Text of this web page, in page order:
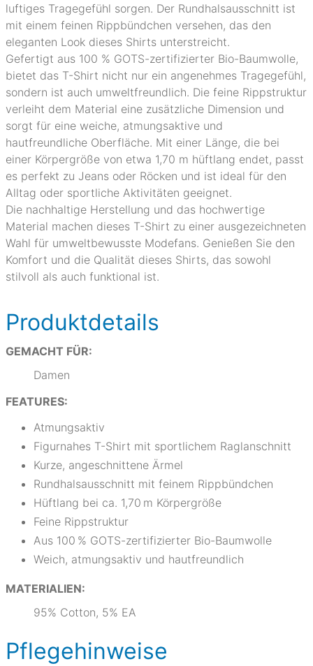
luftiges Tragegefühl sorgen. Der Rundhalsausschnitt ist
mit einem feinen Rippbündchen versehen, das den
eleganten Look dieses Shirts unterstreicht.
Gefertigt aus 100 % GOTS-zertifizierter Bio-Baumwolle,
bietet das T-Shirt nicht nur ein angenehmes Tragegefühl,
sondern ist auch umweltfreundlich. Die feine Rippstruktur
verleiht dem Material eine zusätzliche Dimension und
sorgt für eine weiche, atmungsaktive und
hautfreundliche Oberfläche. Mit einer Länge, die bei
einer Körpergröße von etwa 1,70 m hüftlang endet, passt
es perfekt zu Jeans oder Röcken und ist ideal für den
Alltag oder sportliche Aktivitäten geeignet.
Die nachhaltige Herstellung und das hochwertige
Material machen dieses T-Shirt zu einer ausgezeichneten
Wahl für umweltbewusste Modefans. Genießen Sie den
Komfort und die Qualität dieses Shirts, das sowohl
stilvoll als auch funktional ist.
Produktdetails
GEMACHT FÜR:
Damen
FEATURES:
Atmungsaktiv
Figurnahes T-Shirt mit sportlichem Raglanschnitt
Kurze, angeschnittene Ärmel
Rundhalsausschnitt mit feinem Rippbündchen
Hüftlang bei ca. 1,70 m Körpergröße
Feine Rippstruktur
Aus 100 % GOTS-zertifizierter Bio-Baumwolle
Weich, atmungsaktiv und hautfreundlich
MATERIALIEN:
95% Cotton, 5% EA
Pflegehinweise